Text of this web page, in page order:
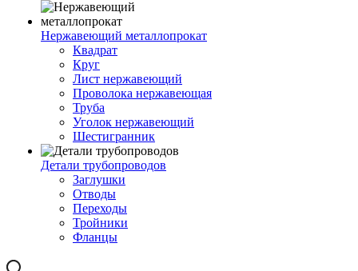
Нержавеющий металлопрокат
Квадрат
Круг
Лист нержавеющий
Проволока нержавеющая
Труба
Уголок нержавеющий
Шестигранник
Детали трубопроводов
Заглушки
Отводы
Переходы
Тройники
Фланцы